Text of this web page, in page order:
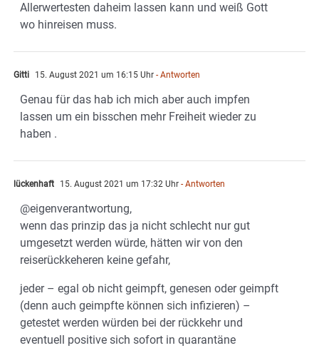
Allerwertesten daheim lassen kann und weiß Gott
wo hinreisen muss.
Gitti 15. August 2021 um 16:15 Uhr - Antworten
Genau für das hab ich mich aber auch impfen
lassen um ein bisschen mehr Freiheit wieder zu
haben .
lückenhaft 15. August 2021 um 17:32 Uhr - Antworten
@eigenverantwortung,
wenn das prinzip das ja nicht schlecht nur gut
umgesetzt werden würde, hätten wir von den
reiserückkeheren keine gefahr,
jeder – egal ob nicht geimpft, genesen oder geimpft
(denn auch geimpfte können sich infizieren) –
getestet werden würden bei der rückkehr und
eventuell positive sich sofort in quarantäne